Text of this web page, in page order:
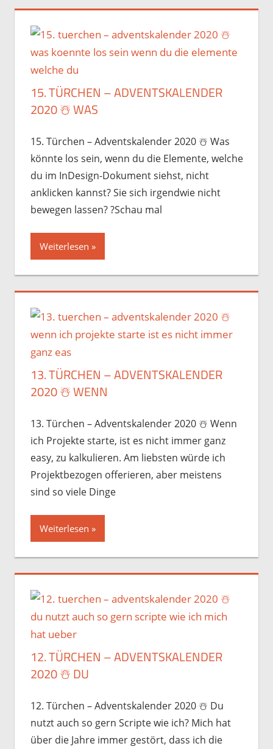
15. TÜRCHEN – ADVENTSKALENDER
2020 ☃️️ WAS
15. Türchen – Adventskalender 2020 ☃️️ Was
könnte los sein, wenn du die Elemente, welche
du im InDesign-Dokument siehst, nicht
anklicken kannst? Sie sich irgendwie nicht
bewegen lassen? ?Schau mal
Weiterlesen
13. TÜRCHEN – ADVENTSKALENDER
2020 ☃️️ WENN
13. Türchen – Adventskalender 2020 ☃️️ Wenn
ich Projekte starte, ist es nicht immer ganz
easy, zu kalkulieren. Am liebsten würde ich
Projektbezogen offerieren, aber meistens
sind so viele Dinge
Weiterlesen
12. TÜRCHEN – ADVENTSKALENDER
2020 ☃️️ DU
12. Türchen – Adventskalender 2020 ☃️️ Du
nutzt auch so gern Scripte wie ich? Mich hat
über die Jahre immer gestört, dass ich die